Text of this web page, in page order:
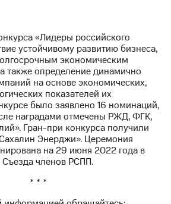
«Лидеры российского
устойчивому развитию бизнеса,
экономическим
также определение динамично
на основе экономических,
показателей их
было заявлено 16 номинаций,
наградами отмечены РЖД, ФГК,
Гран-при конкурса получили
Энерджи». Церемония
на 29 июня 2022 года в
членов РСПП.
* * *